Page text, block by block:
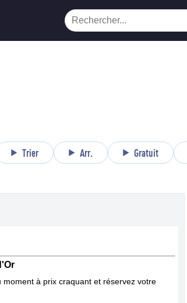
Trier Arr. Gratuit
moment à prix craquant et réservez votre